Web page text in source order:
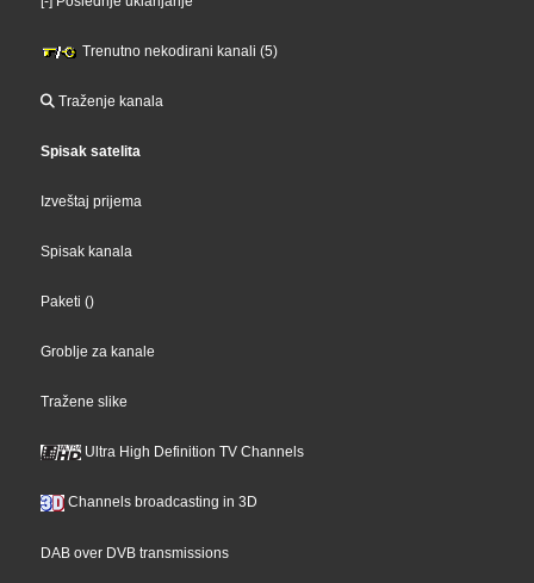
Trenutno nekodirani kanali (5)
Traženje kanala
Spisak satelita
Izveštaj prijema
Spisak kanala
Paketi ()
Groblje za kanale
Tražene slike
Ultra High Definition TV Channels
Channels broadcasting in 3D
DAB over DVB transmissions